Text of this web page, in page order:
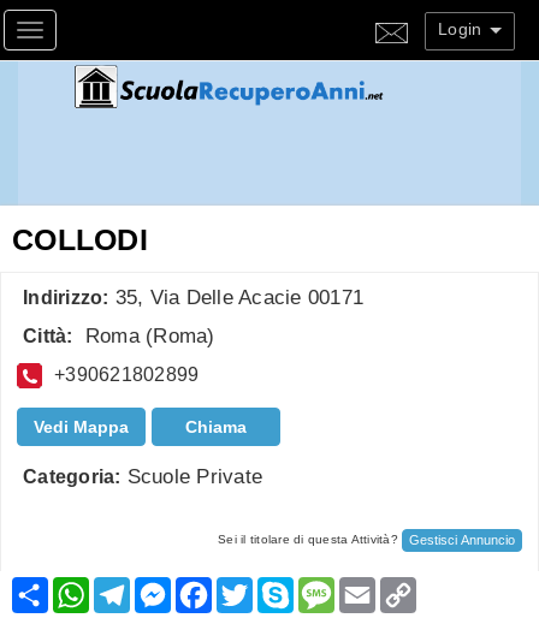
Toggle navigation Login
COLLODI
Indirizzo: 35, Via Delle Acacie 00171
Città: Roma (Roma)
+390621802899
Vedi Mappa Chiama
Categoria: Scuole Private
Sei il titolare di questa Attività? Gestisci Annuncio
CondividiWhatsApp
TelegramMessenger
Facebook
TwitterSkypeMessage
Email